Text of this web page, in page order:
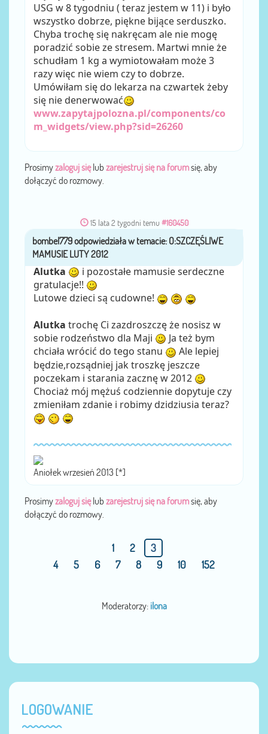
USG w 8 tygodniu ( teraz jestem w 11) i było
wszystko dobrze, piękne bijące serduszko.
Chyba trochę się nakręcam ale nie mogę
poradzić sobie ze stresem. Martwi mnie że
schudłam 1 kg a wymiotowałam może 3
razy więc nie wiem czy to dobrze.
Umówiłam się do lekarza na czwartek żeby
się nie denerwować
www.zapytajpolozna.pl/components/co
m_widgets/view.php?sid=26260
Prosimyzaloguj sięlub zarejestruj się na forumsię, aby
dołączyć do rozmowy.
15 lata 2 tygodni temu #160450
przezbombel779
Alutka
i pozostałe mamusie serdeczne
gratulacje!!
Lutowe dzieci są cudowne!
Alutka trochę Ci zazdroszczę że nosisz w
sobie rodzeństwo dla Maji
Ja też bym
chciała wrócić do tego stanu
Ale lepiej
będzie,rozsądniej jak troszkę jeszcze
poczekam i starania zacznę w 2012
Chociaż mój mężuś codziennie dopytuje czy
zmieniłam zdanie i robimy dzidziusia teraz?
Aniołek wrzesień 2013 [*]
Prosimyzaloguj sięlub zarejestruj się na forumsię, aby
dołączyć do rozmowy.
1 2
3
4
5 6 7 8 9 10 152
Moderatorzy: ilona
LOGOWANIE